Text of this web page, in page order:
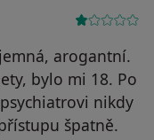
arogantní.
bylo mi 18. Po
nikdy
špatně.